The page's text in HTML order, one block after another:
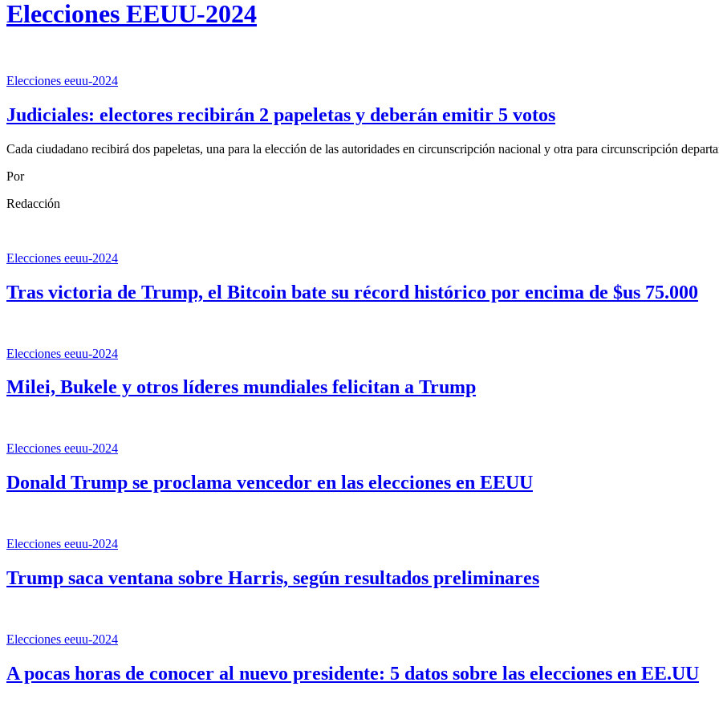
Elecciones EEUU-2024
Elecciones eeuu-2024
Judiciales: electores recibirán 2 papeletas y deberán emitir 5 votos
Cada ciudadano recibirá dos papeletas, una para la elección de las autoridades en circunscripción nacional y otra para circunscripción
Por
Redacción
Elecciones eeuu-2024
Tras victoria de Trump, el Bitcoin bate su récord histórico por encima de $us 75.000
Elecciones eeuu-2024
Milei, Bukele y otros líderes mundiales felicitan a Trump
Elecciones eeuu-2024
Donald Trump se proclama vencedor en las elecciones en EEUU
Elecciones eeuu-2024
Trump saca ventana sobre Harris, según resultados preliminares
Elecciones eeuu-2024
A pocas horas de conocer al nuevo presidente: 5 datos sobre las elecciones en EE.UU